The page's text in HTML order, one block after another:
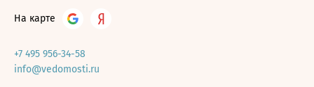
На карте
+7 495 956-34-58
info@vedomosti.ru